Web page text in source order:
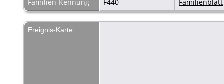
Familien-Kennung
F440 Familienblatt
Ereignis-Karte